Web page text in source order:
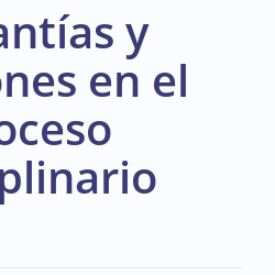
y
en el